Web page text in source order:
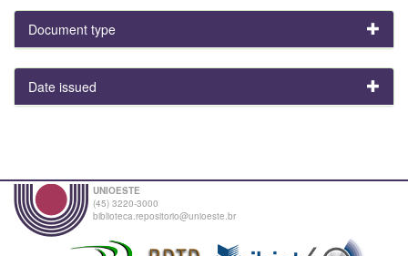
Document type
Date issued
UNIOESTE
(45) 3220-3000
biblioteca.repositorio@unioeste.br